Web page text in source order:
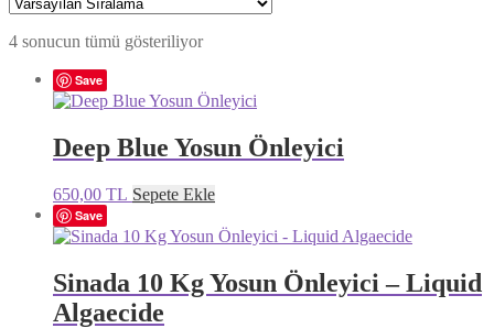
4 sonucun tümü gösteriliyor
Save
Deep Blue Yosun Önleyici
650,00 TL Sepete EkleBu
birden
varyasyonu
var.
Save
Sinada 10 Kg Yosun Önleyici – Liquid
Algaecide